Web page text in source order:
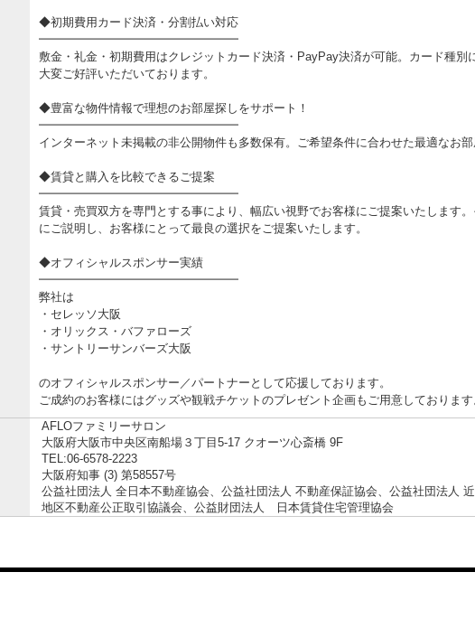
◆初期費用カード決済・分割払い対応
━━━━━━━━━━━━━━━━━
敷金・礼金・初期費用はクレジットカード決済・PayPay決済が可能。カード種別
大変ご好評いただいております。
◆豊富な物件情報で理想のお部屋探しをサポート！
━━━━━━━━━━━━━━━━━
インターネット未掲載の非公開物件も多数保有。ご希望条件に合わせた最適なお部
◆賃貸と購入を比較できるご提案
━━━━━━━━━━━━━━━━━
賃貸・売買双方を専門とする事により、幅広い視野でお客様にご提案いたします
にご説明し、お客様にとって最良の選択をご提案いたします。
◆オフィシャルスポンサー実績
━━━━━━━━━━━━━━━━━
弊社は
・セレッソ大阪
・オリックス・バファローズ
・サントリーサンバーズ大阪
のオフィシャルスポンサー／パートナーとして応援しております。
ご成約のお客様にはグッズや観戦チケットのプレゼント企画もご用意しております
AFLOファミリーサロン
大阪府大阪市中央区南船場３丁目5-17 クオーツ心斎橋 9F
TEL:06-6578-2223
大阪府知事 (3) 第58557号
公益社団法人 全日本不動産協会、公益社団法人 不動産保証協会、公益社団法人
地区不動産公正取引協議会、公益財団法人 日本賃貸住宅管理協会